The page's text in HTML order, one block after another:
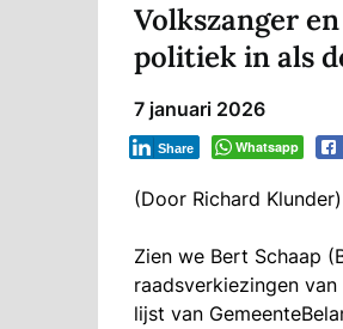
Volkszanger
politiek in als
7 januari 2026
Whatsapp
Share
(Door Richard Klunder)
Zien we Bert Schaap
raadsverkiezingen
lijst van